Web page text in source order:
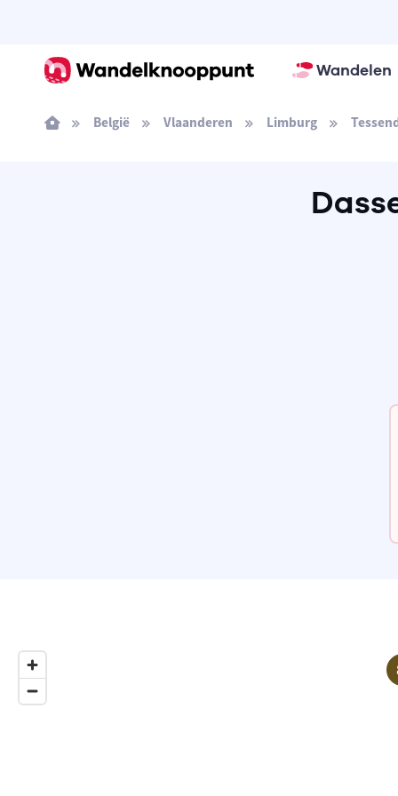
Wandelen
België Vlaanderen Limburg